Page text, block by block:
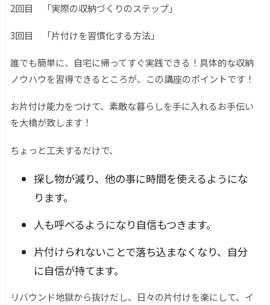
2回目 「実際の収納づくりのステップ」
3回目 「片付けを習慣化する方法」
誰でも簡単に、自宅に帰ってすぐ実践できる！具体的な収納
ノウハウを習得できるところが、この講座のポイントです！
お片付け能力をつけて、素敵な暮らしを手に入れるお手伝い
を大橋が致します！
ちょっと工夫するだけで、
探し物が減り、他の事に時間を使えるようにな
ります。
人も呼べるようになり自信もつきます。
片付けられないことで落ち込まなくなり、自分
に自信が持てます。
リバウンド地獄から抜けだし、日々の片付けを楽にして、イ